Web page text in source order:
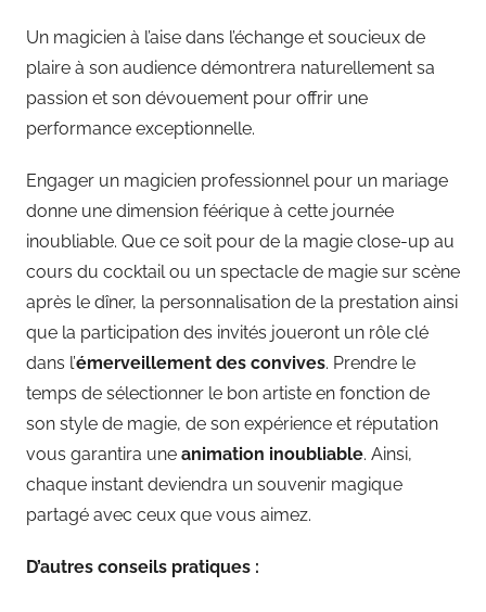
Un magicien à l’aise dans l’échange et soucieux de
plaire à son audience démontrera naturellement sa
passion et son dévouement pour offrir une
performance exceptionnelle.
Engager un magicien professionnel pour un mariage
donne une dimension féérique à cette journée
inoubliable. Que ce soit pour de la magie close-up au
cours du cocktail ou un spectacle de magie sur scène
après le dîner, la personnalisation de la prestation ainsi
que la participation des invités joueront un rôle clé
dans l’émerveillement des convives. Prendre le
temps de sélectionner le bon artiste en fonction de
son style de magie, de son expérience et réputation
vous garantira une animation inoubliable. Ainsi,
chaque instant deviendra un souvenir magique
partagé avec ceux que vous aimez.
D’autres conseils pratiques :